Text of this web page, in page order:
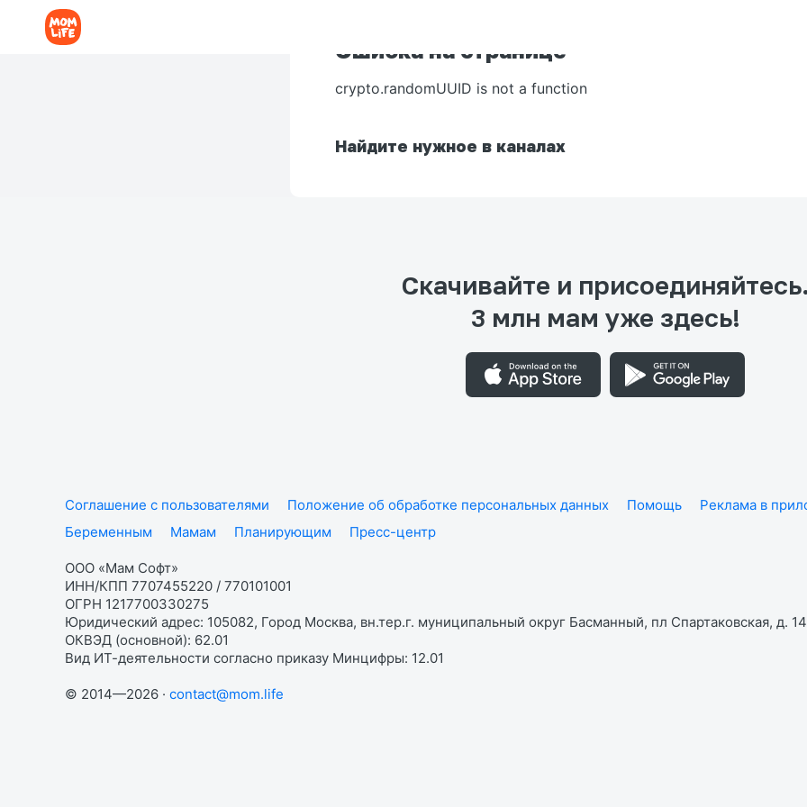
Ошибка на странице
crypto.randomUUID is not a function
Найдите нужное в каналах
Скачивайте и присоединяйтесь.
3 млн мам уже здесь!
Соглашение с пользователями Положение об обработке персональных данных Помощь Реклама в
Беременным
Мамам Планирующим Пресс-центр
ООО «Мам Софт»
ИНН/КПП 7707455220 / 770101001
ОГРН 1217700330275
Юридический адрес: 105082, Город Москва, вн.тер.г. муниципальный округ Басманный, пл Спартаковская, д.
ОКВЭД (основной): 62.01
Вид ИТ-деятельности согласно приказу Минцифры: 12.01
© 2014—2026 · contact@mom.life